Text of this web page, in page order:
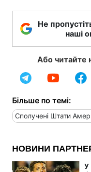
Не
наші
Або читайте
Більше по темі:
Сполучені Штати